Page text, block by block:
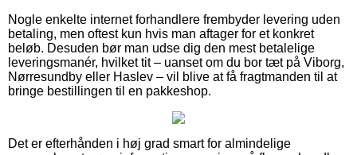
Nogle enkelte internet forhandlere frembyder levering uden
betaling, men oftest kun hvis man aftager for et konkret
beløb. Desuden bør man udse dig den mest betalelige
leveringsmanér, hvilket tit – uanset om du bor tæt på Viborg,
Nørresundby eller Haslev – vil blive at få fragtmanden til at
bringe bestillingen til en pakkeshop.
Det er efterhånden i høj grad smart for almindelige